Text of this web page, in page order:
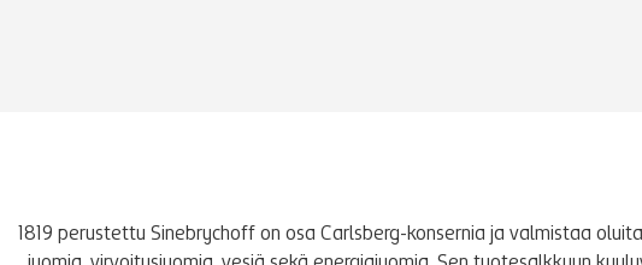
1819 perustettu Sinebrychoff on osa Carlsberg-konsernia ja valmistaa